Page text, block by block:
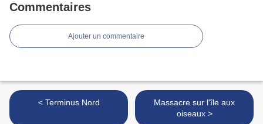
Commentaires
Ajouter un commentaire
< Terminus Nord
Massacre sur l'île aux
oiseaux >